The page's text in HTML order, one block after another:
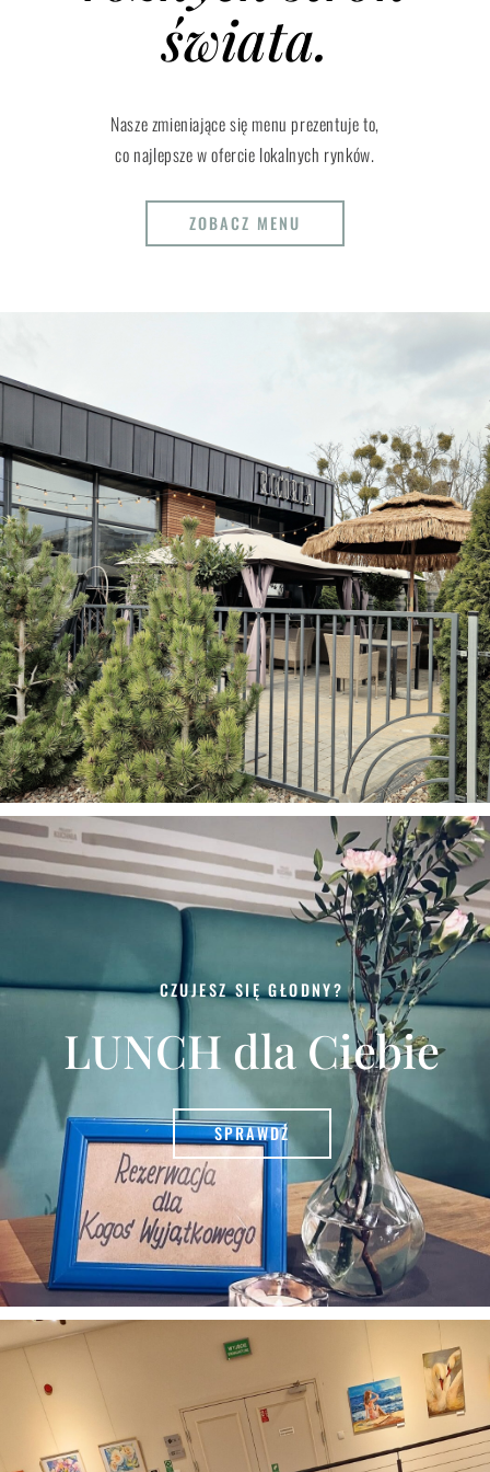
świata.
Nasze zmieniające się menu prezentuje to,
co najlepsze w ofercie lokalnych rynków.
ZOBACZ MENU
CZUJESZ SIĘ GŁODNY?
LUNCH dla Ciebie
SPRAWDŹ